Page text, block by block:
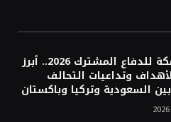
اتفاقية مكة للدفاع المشترك 2026.. أبرز
وتداعيات التحالف
السعودية وتركيا وباكستان